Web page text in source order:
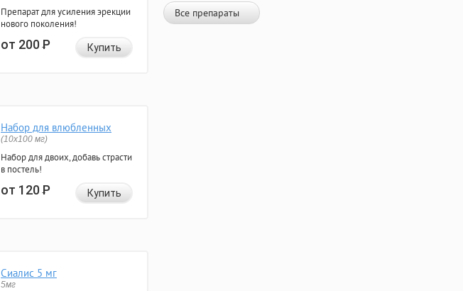
Препарат для усиления эрекции
нового поколения!
от 200Р Купить
Набор для влюбленных
(10х100 мг)
Набор для двоих, добавь страсти
в постель!
от 120Р Купить
Сиалис 5 мг
5мг
Все препараты